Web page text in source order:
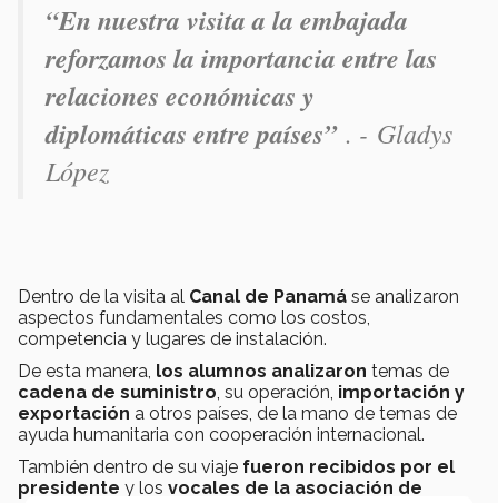
“En nuestra visita a la embajada
reforzamos la importancia entre las
relaciones económicas y
diplomáticas entre países” . - Gladys
López
Dentro de la visita al Canal de Panamá se analizaron
aspectos fundamentales como los costos,
competencia y lugares de instalación.
De esta manera, los alumnos analizaron temas de
cadena de suministro, su operación, importación y
exportación a otros países, de la mano de temas de
ayuda humanitaria con cooperación internacional.
También dentro de su viaje fueron recibidos por el
presidente y los vocales de la asociación de